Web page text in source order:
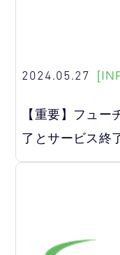
2024.05.27
【重要】フュ
了とサービス終